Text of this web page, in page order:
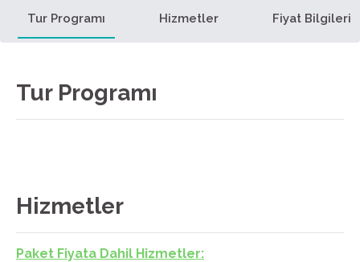
Tur Programı Hizmetler Fiyat Bilgileri
Tur Programı
Hizmetler
Paket Fiyata Dahil Hizmetler: